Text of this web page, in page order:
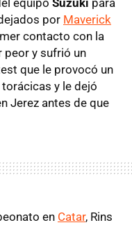
equipo Suzuki para
por Maverick
contacto con la
peor y sufrió un
que le provocó un
y le dejó
Jerez antes de que
en Catar, Rins